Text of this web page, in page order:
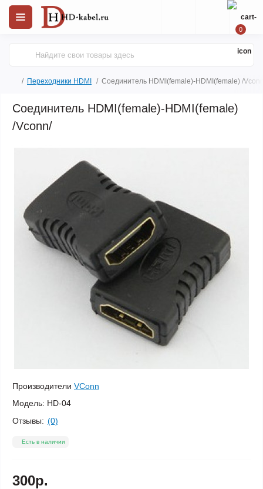
0
Переходники HDMI Соединитель HDMI(female)-HDMI(female) /
Соединитель HDMI(female)-HDMI(female)
/Vconn/
Производители VConn
Модель: HD-04
Отзывы: (0)
Есть в наличии
300р.